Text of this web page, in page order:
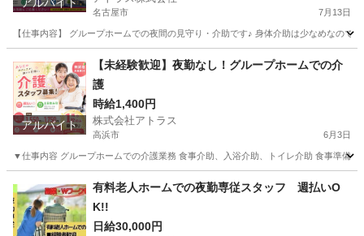
名古屋市 7月13日
【仕事内容】 グループホームでの夜間の見守り・介助です♪ 身体介助は少なめ
介護
アルバイト
【未経験歓迎】夜勤なし！グループホームでの介
護
時給1,400円
株式会社アトラス
高浜市 6月3日
▼仕事内容 グループホームでの介護業務 食事介助、入浴介助、トイレ介助 食事準備
介護士 時給
有料老人ホームでの夜勤専従スタッフ 週払いO
K!!
日給30,000円